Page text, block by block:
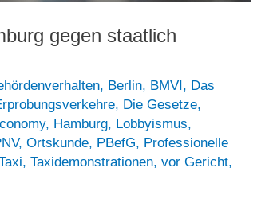
gegen staatlich
, Berlin, BMVI, Das
, Die Gesetze,
, Hamburg, Lobbyismus,
,Ortskunde, PBefG, Professionelle
,Taxidemonstrationen,vor Gericht,